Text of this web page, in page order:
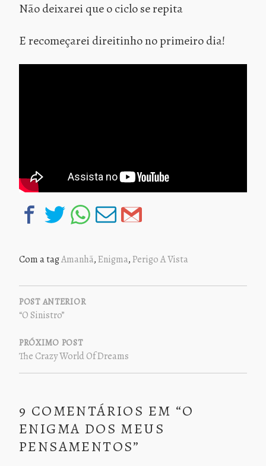
Não deixarei que o ciclo se repita
E recomeçarei direitinho no primeiro dia!
Com a tagAmanhã,Enigma,Perigo A Vista
NAVEGAÇÃO
DE
POST
POST ANTERIOR
“O Sinistro”
PRÓXIMO POST
The Crazy World Of Dreams
9 COMENTÁRIOS EM “O
ENIGMA DOS MEUS
PENSAMENTOS”